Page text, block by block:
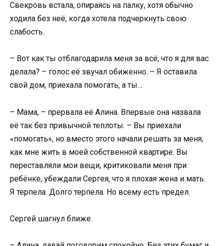
Свекровь встала, опираясь на палку, хотя обычно
ходила без неё, когда хотела подчеркнуть свою
слабость.
– Вот как ты отблагодарила меня за всё, что я для вас
делала? – голос её звучал обиженно. – Я оставила
свой дом, приехала помогать, а ты…
– Мама, – прервала её Алина. Впервые она назвала
её так без привычной теплоты. – Вы приехали
«помогать», но вместо этого начали решать за меня,
как мне жить в моей собственной квартире. Вы
переставляли мои вещи, критиковали меня при
ребёнке, убеждали Сергея, что я плохая жена и мать.
Я терпела. Долго терпела. Но всему есть предел.
Сергей шагнул ближе.